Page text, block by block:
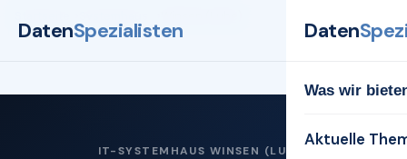
DatenSpezialisten Daten
Was wir
Aktuelle
IT-SYSTEMHAUS WINSEN (LUHE)